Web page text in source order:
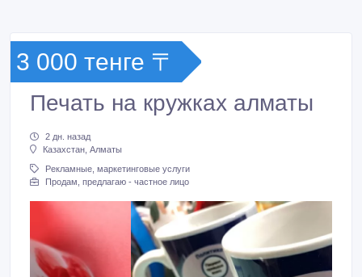
3 000 тенге 〒
Печать на кружках алматы
2 дн. назад
Казахстан, Алматы
Рекламные, маркетинговые услуги
Продам, предлагаю - частное лицо